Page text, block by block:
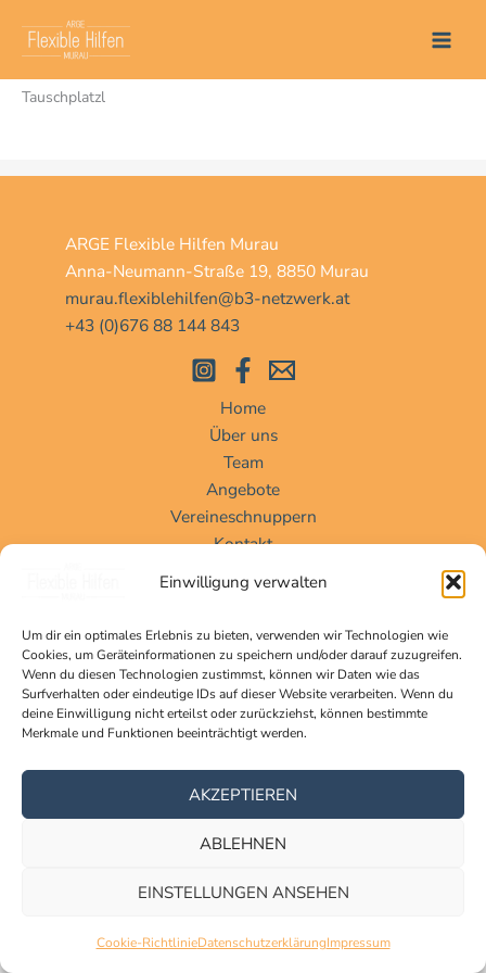
Einwilligung verwalten
Um dir ein optimales Erlebnis zu bieten, verwenden wir Technologien wie
Cookies, um Geräteinformationen zu speichern und/oder darauf zuzugreifen.
Wenn du diesen Technologien zustimmst, können wir Daten wie das
Surfverhalten oder eindeutige IDs auf dieser Website verarbeiten. Wenn du
deine Einwilligung nicht erteilst oder zurückziehst, können bestimmte
Merkmale und Funktionen beeinträchtigt werden.
AKZEPTIEREN
ABLEHNEN
EINSTELLUNGEN ANSEHEN
Cookie-RichtlinieDatenschutzerklärungImpressum
Inhalt
Start
Tauschplatzl
ARGE Flexible Hilfen Murau
Anna-Neumann-Straße 19, 8850 Murau
murau.flexiblehilfen@b3-netzwerk.at
+43 (0)676 88 144 843
Home
Über uns
Team
Angebote
Vereineschnuppern
Kontakt
DATENSCHUTZ|IMPRESSUM
Copyright © 2026 | ARGE Flexible Hilfen Murau